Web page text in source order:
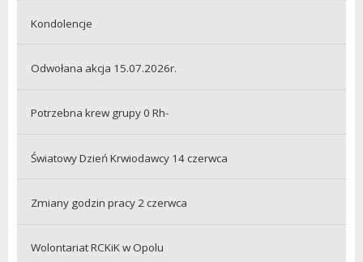
Kondolencje
Odwołana akcja 15.07.2026r.
Potrzebna krew grupy 0 Rh-
Światowy Dzień Krwiodawcy 14 czerwca
Zmiany godzin pracy 2 czerwca
Wolontariat RCKiK w Opolu